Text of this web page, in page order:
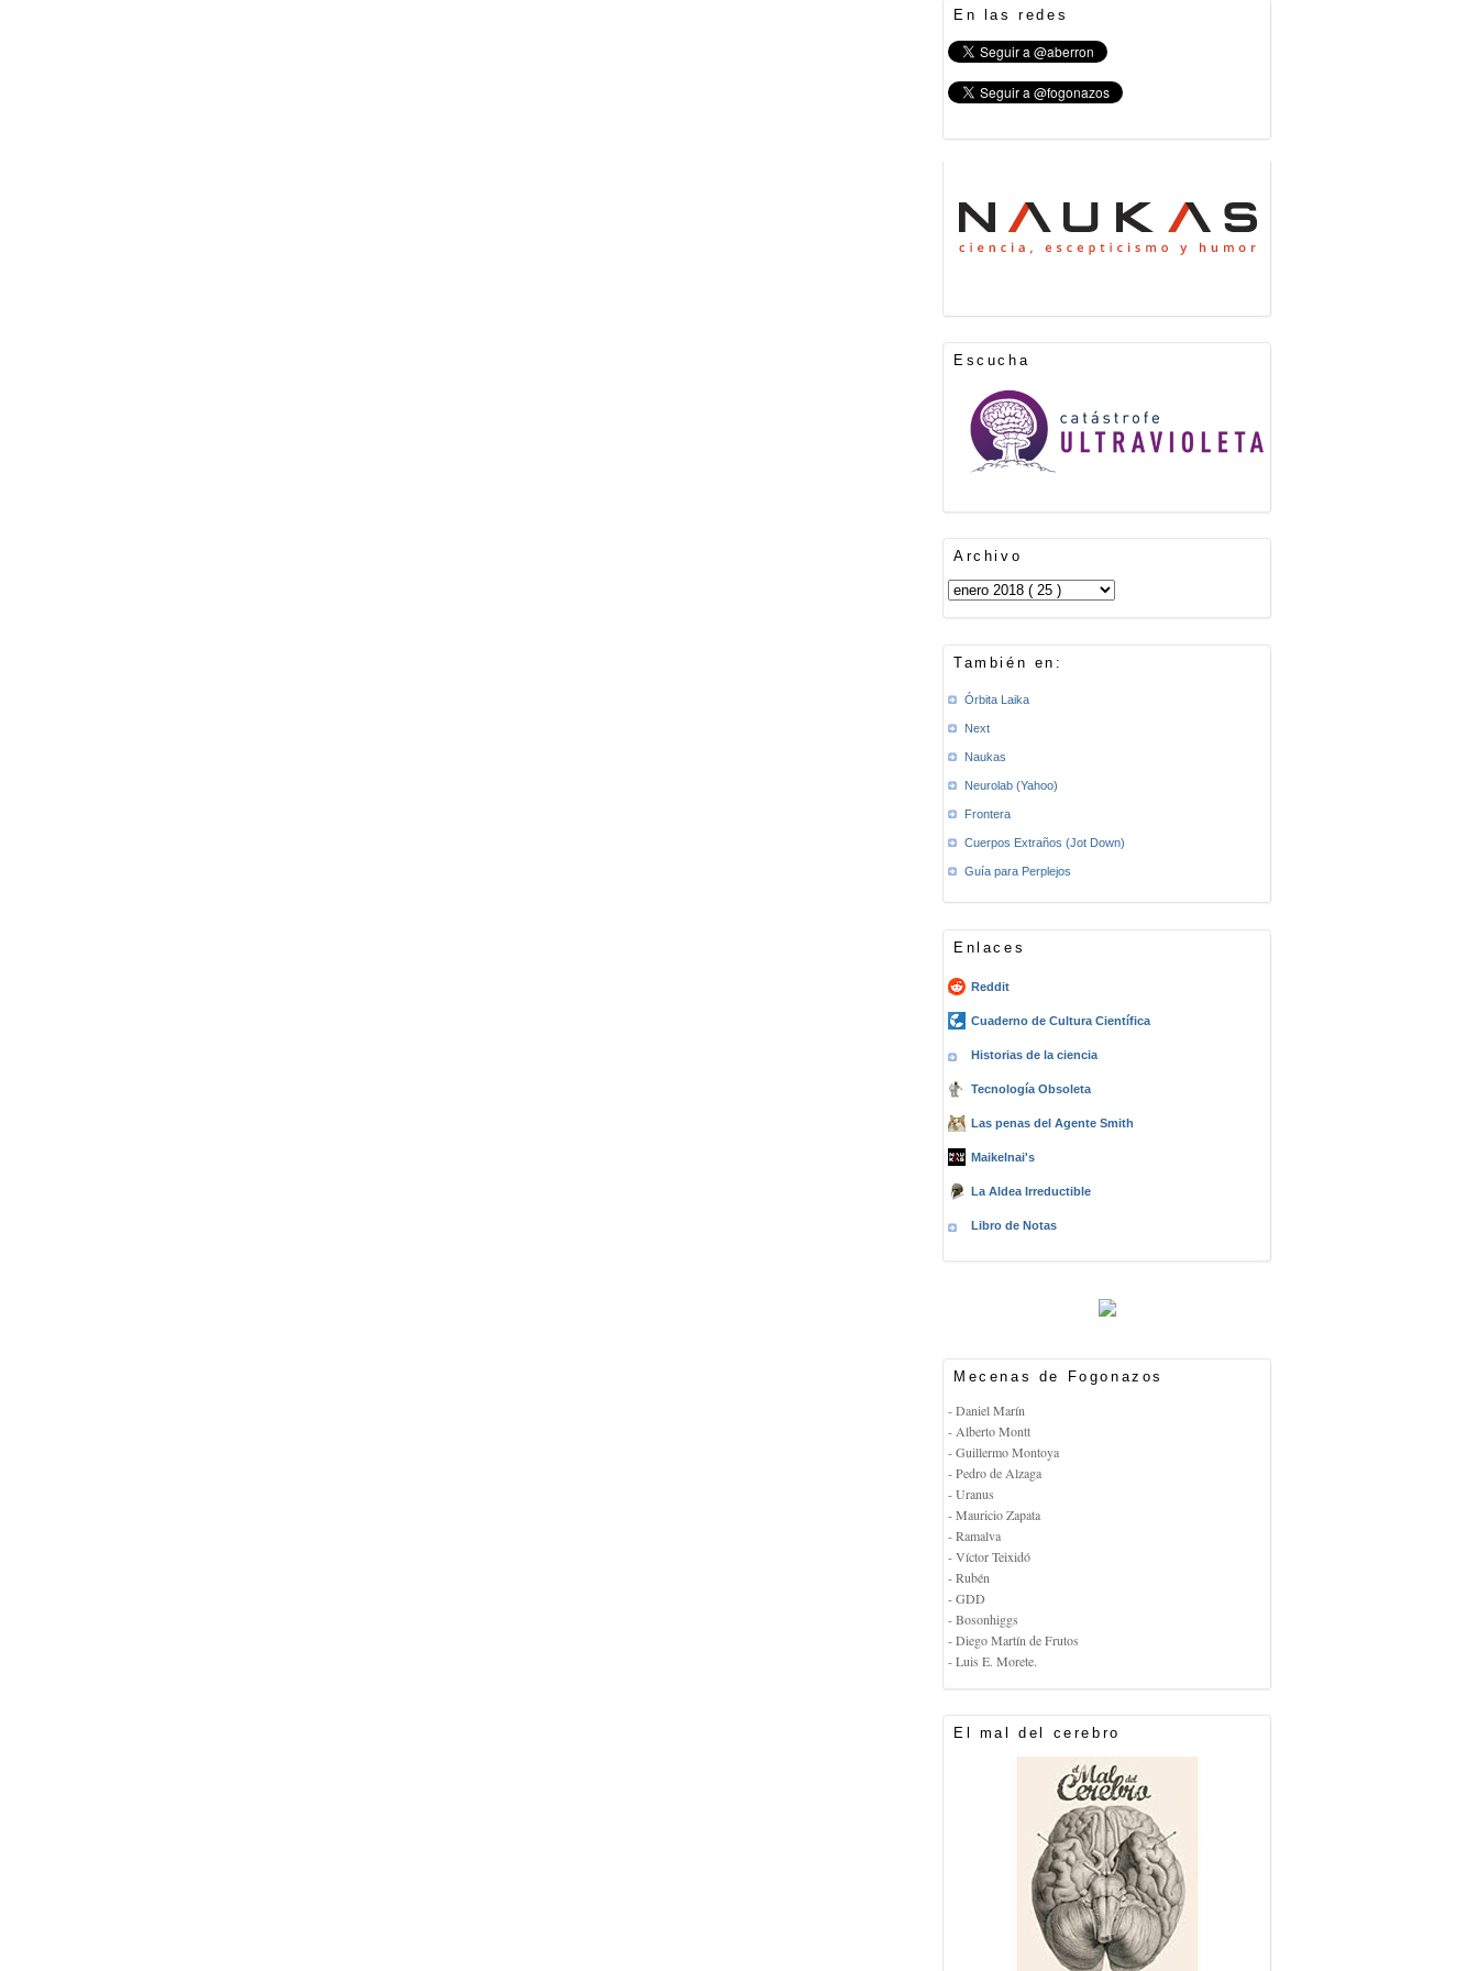
En las redes
Escucha
Archivo
También en:
Órbita Laika
Next
Naukas
Neurolab (Yahoo)
Frontera
Cuerpos Extraños (Jot Down)
Guía para Perplejos
Enlaces
Reddit
Cuaderno de Cultura Científica
Historias de la ciencia
Tecnología Obsoleta
Las penas del Agente Smith
Maikelnai's
La Aldea Irreductible
Libro de Notas
Mecenas de Fogonazos
- Daniel Marín
- Alberto Montt
- Guillermo Montoya
- Pedro de Alzaga
- Uranus
- Mauricio Zapata
- Ramalva
- Víctor Teixidó
- Rubén
- GDD
- Bosonhiggs
- Diego Martín de Frutos
- Luis E. Morete.
El mal del cerebro